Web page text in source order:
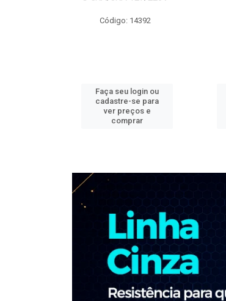
Código: 14392
Faça seu login ou
cadastre-se para
ver preços e
comprar